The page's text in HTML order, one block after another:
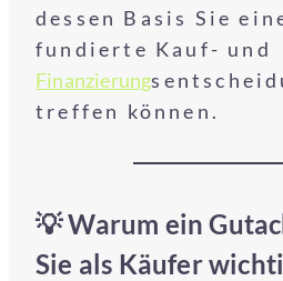
dessen Basis Sie
fundierte Kauf- und
Finanzierung
treffen können.
💡 Warum ein
Sie als Käufer